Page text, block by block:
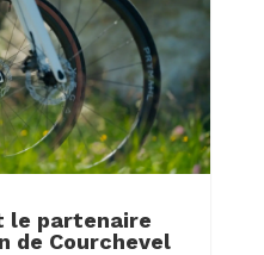
le partenaire
de Courchevel